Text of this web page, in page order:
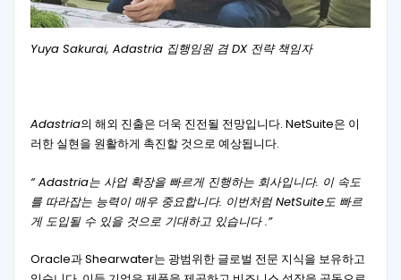
Yuya Sakurai, Adastria 집행임원 겸 DX 전략 책임자
Adastria의 해외 진출은 더욱 진전될 전망입니다. NetSuite은 이
러한 실현을 원활하게 촉진할 것으로 예상됩니다.
“ Adastria는 사업 확장을 빠르게 진행하는 회사입니다. 이 속도
를 따라잡는 능력이 매우 중요합니다. 이번처럼 NetSuite도 빠르
게 도입될 수 있을 것으로 기대하고 있습니다 .”
Oracle과 Shearwater는 광범위한 글로벌 전문 지식을 보유하고